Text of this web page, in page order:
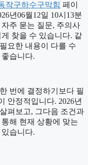
작구하수구막힘 페이
년06월12일 10시13분
주 묻는 질문, 주의사
찾을 수 있습니다. 같
요한 내용이 다를 수
습니다.
번에 결정하기보다 필
안정적입니다. 2026년
펴보고, 그다음 조건과
해 현재 상황에 맞는
습니다.